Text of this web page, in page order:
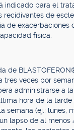
indicado para el
recidivantes de
de exacerbaciones
física.
de
tres veces por
administrarse a
hora de la tarde
semana (ej.: lunes,
lapso de al menos